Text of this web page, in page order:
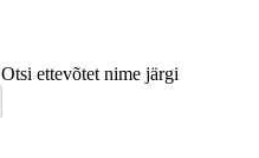
Otsi ettevõtet nime järgi